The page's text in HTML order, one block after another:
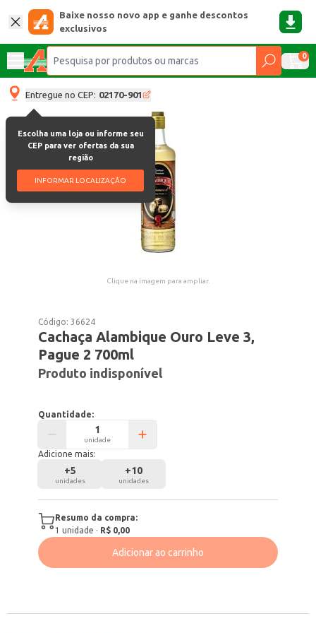
Baixe nosso novo app e ganhe descontos
exclusivos
0
Entregue no CEP: 02170-901
Escolha uma loja ou informe seu
CEP para ver ofertas da sua
região
INFORMAR LOCALIZAÇÃO
Clique na imagem para ampliar.
Código:36624
Cachaça Alambique Ouro Leve 3,
Pague 2 700ml
Produto indisponível
Quantidade:
unidade
Adicione mais:
+5
unidades
+10
unidades
Resumo da compra:
1 unidade · R$ 0,00
Adicionar ao carrinho